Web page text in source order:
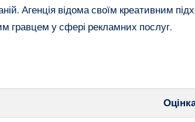
Агенція відома своїм креативним
гравцем у сфері рекламних послуг.